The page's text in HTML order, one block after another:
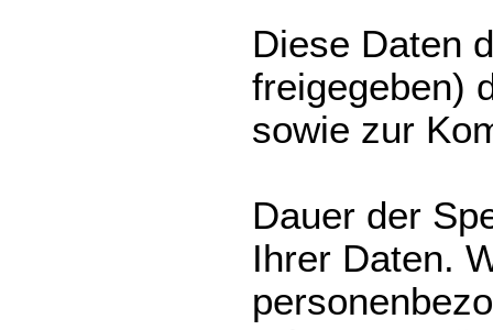
Diese Daten
freigegeben)
sowie zur
Dauer der
Ihrer Daten.